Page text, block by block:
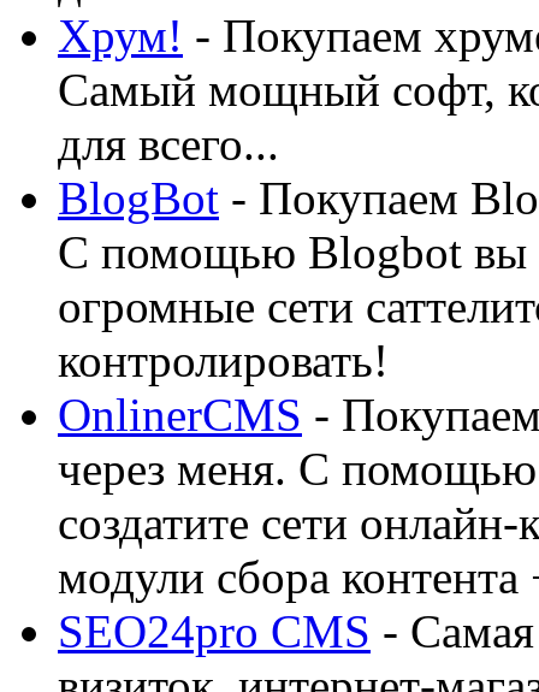
Хрум! - Покупаем
Самый мощный софт,
для всего...
BlogBot - Покупаем
С помощью Blogbot вы
огромные сети
контролировать!
OnlinerCMS -
через меня. С помощью
создатите сети
модули сбора
SEO24pro CMS -